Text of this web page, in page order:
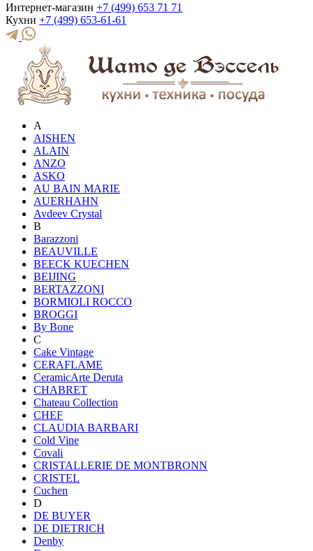
Интернет-магазин +7 (499) 653 71 71
Кухни +7 (499) 653-61-61
A
AISHEN
ALAIN
ANZO
ASKO
AU BAIN MARIE
AUERHAHN
Avdeev Crystal
B
Barazzoni
BEAUVILLE
BEECK KUECHEN
BEIJING
BERTAZZONI
BORMIOLI ROCCO
BROGGI
By Bone
C
Cake Vintage
CERAFLAME
CeramicArte Deruta
CHABRET
Chateau Collection
CHEF
CLAUDIA BARBARI
Cold Vine
Covali
CRISTALLERIE DE MONTBRONN
CRISTEL
Cuchen
D
DE BUYER
DE DIETRICH
Denby